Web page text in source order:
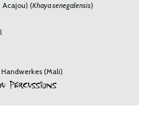
Acajou) (Khaya senegalensis)
(Mali)